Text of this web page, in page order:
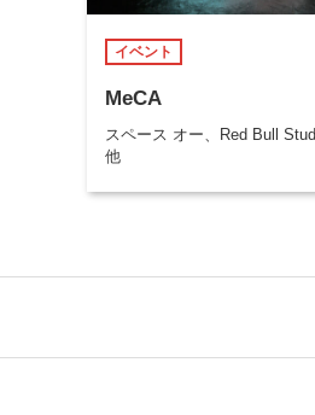
イベント
MeCA
スペース オー、Red Bull
他